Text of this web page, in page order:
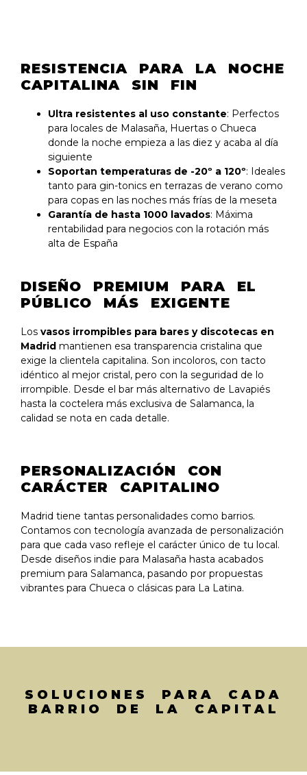
RESISTENCIA PARA LA NOCHE
CAPITALINA SIN FIN
Ultra resistentes al uso constante: Perfectos
para locales de Malasaña, Huertas o Chueca
donde la noche empieza a las diez y acaba al día
siguiente
Soportan temperaturas de -20º a 120º: Ideales
tanto para gin-tonics en terrazas de verano como
para copas en las noches más frías de la meseta
Garantía de hasta 1000 lavados: Máxima
rentabilidad para negocios con la rotación más
alta de España
DISEÑO PREMIUM PARA EL
PÚBLICO MÁS EXIGENTE
Los vasos irrompibles para bares y discotecas en
Madrid mantienen esa transparencia cristalina que
exige la clientela capitalina. Son incoloros, con tacto
idéntico al mejor cristal, pero con la seguridad de lo
irrompible. Desde el bar más alternativo de Lavapiés
hasta la coctelera más exclusiva de Salamanca, la
calidad se nota en cada detalle.
PERSONALIZACIÓN CON
CARÁCTER CAPITALINO
Madrid tiene tantas personalidades como barrios.
Contamos con tecnología avanzada de personalización
para que cada vaso refleje el carácter único de tu local.
Desde diseños indie para Malasaña hasta acabados
premium para Salamanca, pasando por propuestas
vibrantes para Chueca o clásicas para La Latina.
SOLUCIONES PARA CADA
BARRIO DE LA CAPITAL